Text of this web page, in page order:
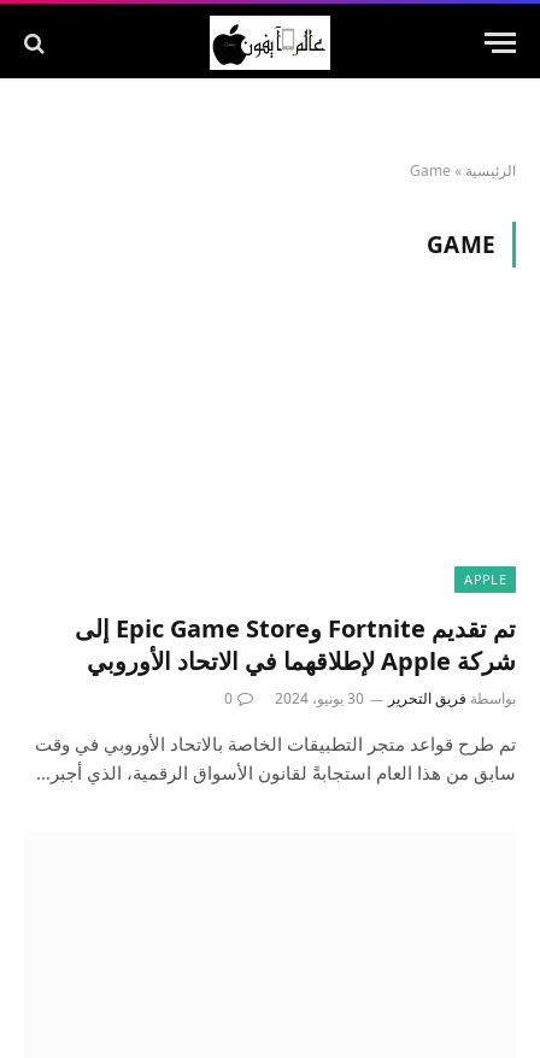
الرئيسية »
Game
GAME
APPLE
تم تقديم Fortnite وEpic Game Store إلى
شركة Apple لإطلاقهما في الاتحاد الأوروبي
بواسطة فريق التحرير 30 يونيو، 2024 0
تم طرح قواعد متجر التطبيقات الخاصة بالاتحاد الأوروبي في وقت
سابق من هذا العام استجابةً لقانون الأسواق الرقمية، الذي أجبر…